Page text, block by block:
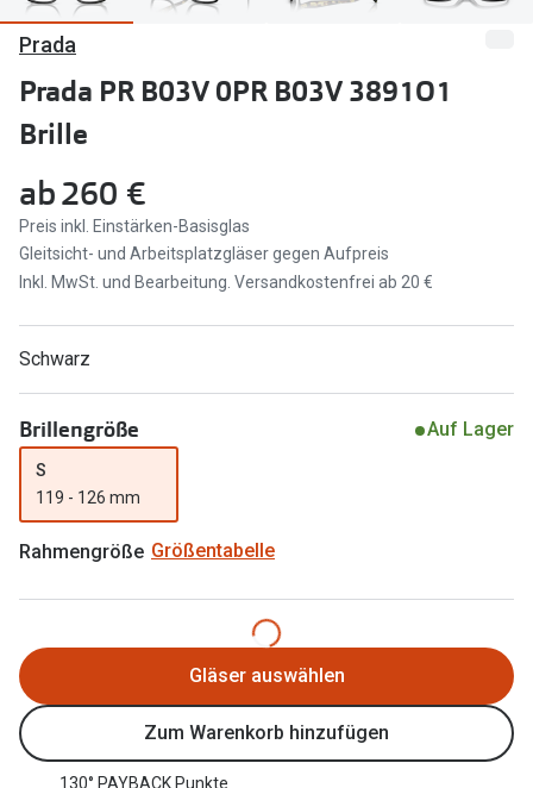
Marken
Ray-Ban
DbyD
Prada
Seen
Miu Miu
alle Marken
Brillenpass richtig lesen
Alle Brillen Ratgeber
Angebote
Brillen 2 für 1
20% auf selbsttönende Gläser
Back to School: 50% auf die zweite Kinderbrille
Trends
Oakley
Randlose
Farbe
Prada
Prada PR B03V 0PR B03V 3891O1
Brille
ab260 €
Preis inkl. Einstärken-Basisglas
Gleitsicht- und Arbeitsplatzgläser gegen Aufpreis
Inkl. MwSt. und Bearbeitung. Versandkostenfrei ab 20 €
Schwarz
Brillengröße Auf Lager
S
119 - 126 mm
Rahmengröße Größentabelle
Gläser auswählen
Zum Warenkorb hinzufügen
130° PAYBACK Punkte